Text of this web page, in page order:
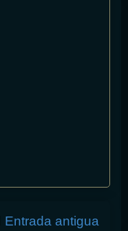
Entrada antigua